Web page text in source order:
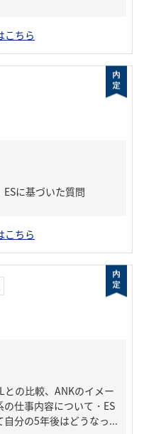
こちら
に基づいた質問
こちら
との比較、ANKのイメー
仕事内容について・ES
分の5年後はどうなっ...